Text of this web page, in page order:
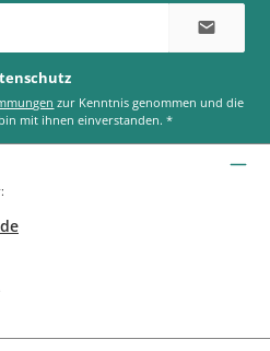
mit ihnen einverstanden.*